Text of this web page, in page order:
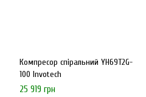
Компресор спіральний YH69T2G-
100 Invotech
25 919 грн